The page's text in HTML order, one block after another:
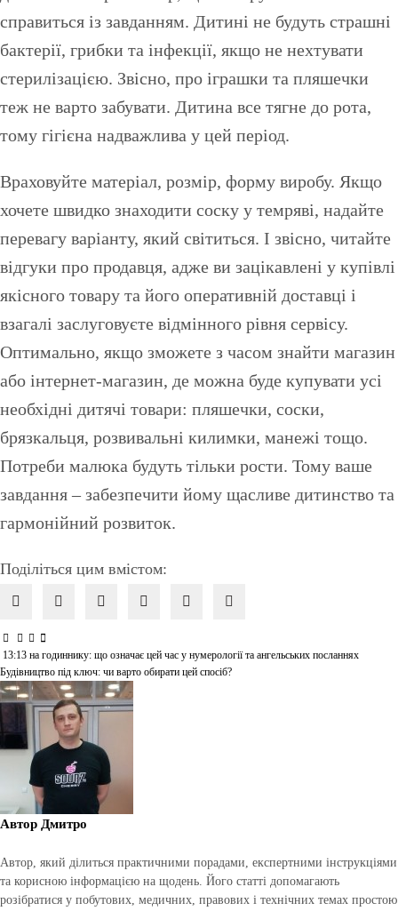
справиться із завданням. Дитині не будуть страшні
бактерії, грибки та інфекції, якщо не нехтувати
стерилізацією. Звісно, про іграшки та пляшечки
теж не варто забувати. Дитина все тягне до рота,
тому гігієна надважлива у цей період.
Враховуйте матеріал, розмір, форму виробу. Якщо
хочете швидко знаходити соску у темряві, надайте
перевагу варіанту, який світиться. І звісно, читайте
відгуки про продавця, адже ви зацікавлені у купівлі
якісного товару та його оперативній доставці і
взагалі заслуговуєте відмінного рівня сервісу.
Оптимально, якщо зможете з часом знайти магазин
або інтернет-магазин, де можна буде купувати усі
необхідні дитячі товари: пляшечки, соски,
брязкальця, розвивальні килимки, манежі тощо.
Потреби малюка будуть тільки рости. Тому ваше
завдання – забезпечити йому щасливе дитинство та
гармонійний розвиток.
Поділіться цим вмістом:
Навігація
записів
13:13 на годиннику: що означає цей час у нумерології та ангельських посланнях
Будівництво під ключ: чи варто обирати цей спосіб?
Автор Дмитро
Автор, який ділиться практичними порадами, експертними інструкціями
та корисною інформацією на щодень. Його статті допомагають
розібратися у побутових, медичних, правових і технічних темах простою